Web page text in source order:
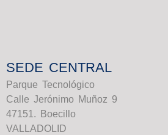
SEDE CENTRAL
Parque Tecnológico
Calle Jerónimo Muñoz 9
47151. Boecillo
VALLADOLID